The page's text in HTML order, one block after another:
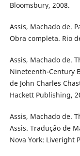
Bloomsbury, 2008.
Assis, Machado de.
Obra completa. Rio
Assis, Machado de.
Nineteenth-Century
de John Charles
Hackett Publishing,
Assis, Machado de.
Assis. Tradução de
Nova York: Liveright